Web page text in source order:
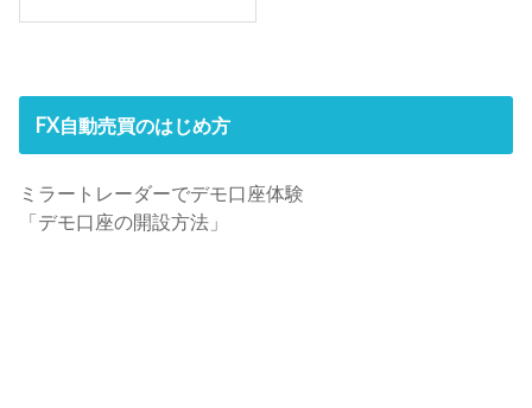
FX自動売買のはじめ方
ミラートレーダーでデモ口座体験
「デモ口座の開設方法」